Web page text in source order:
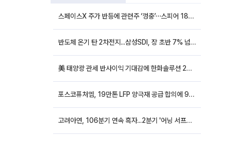
스페이스X 주가 반등에 관련주 ‘껑충’⋯스피어 18%ㆍ에이치브이엠 12%↑
반도체 온기 탄 2차전지...삼성SDI, 장 초반 7% 넘게 껑충
美 태양광 관세 반사이익 기대감에 한화솔루션 20%대·OCI홀딩스 14%대 급등
포스코퓨처엠, 19만톤 LFP 양극재 공급 합의에 9%대 강세
고려아연, 106분기 연속 흑자...2분기 '어닝 서프라이즈'에 장 초반 12%대 강세